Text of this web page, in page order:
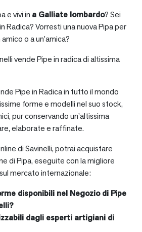
e vivi in a Galliate lombardo? Sei
Radica? Vorresti una nuova Pipa per
o a un’amica?
vende Pipe in radica di altissima
Pipe in Radica in tutto il mondo
forme e modelli nel suo stock,
pur conservando un’altissima
elaborate e raffinate.
di Savinelli, potrai acquistare
di Pipa, eseguite con la migliore
mercato internazionale:
disponibili nel Negozio di Pipe
dagli esperti artigiani di